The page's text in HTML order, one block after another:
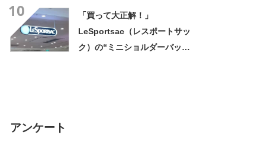
10
「買って大正解！」
LeSportsac（レスポートサッ
ク）の“ミニショルダーバッ
アンケート